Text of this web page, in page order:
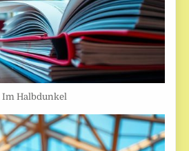
Im Halbdunkel